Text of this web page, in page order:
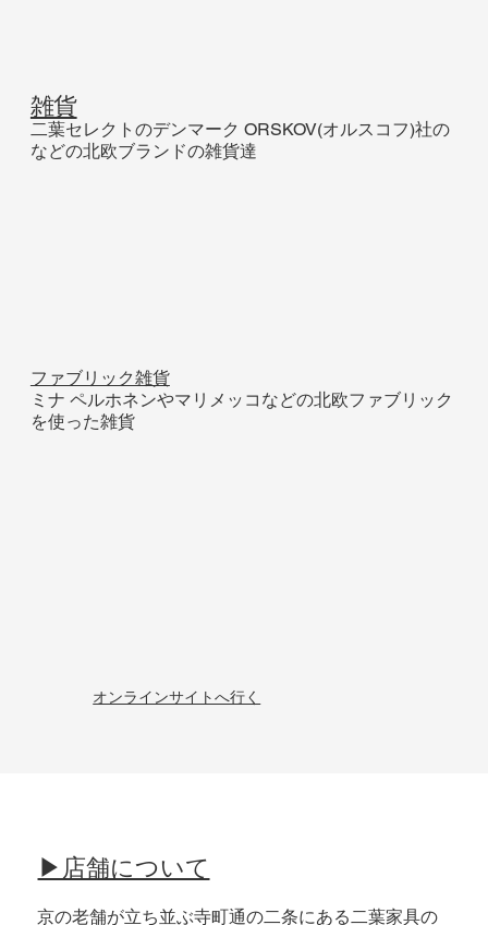
雑貨
二葉セレクトのデンマーク ORSKOV(オルスコフ)社の
などの北欧ブランドの雑貨達
ファブリック雑貨
ミナ ペルホネンやマリメッコなどの北欧ファブリック
を使った雑貨
​オンラインサイトへ行く
▶店舗について
京の老舗が立ち並ぶ寺町通の二条にある二葉家具の